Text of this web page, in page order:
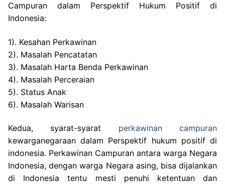
Campuran dalam Perspektif Hukum Positif di
Indonesia:
1). Kesahan Perkawinan
2). Masalah Pencatatan
3). Masalah Harta Benda Perkawinan
4). Masalah Perceraian
5). Status Anak
6). Masalah Warisan
Kedua, syarat-syarat perkawinan campuran
kewarganegaraan dalam Perspektif hukum positif di
indonesia. Perkawinan Campuran antara warga Negara
Indonesia, dengan warga Negara asing, bisa dijalankan
di Indonesia tentu mesti penuhi ketentuan dan